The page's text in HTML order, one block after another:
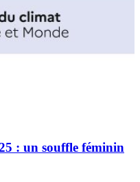
: un souffle féminin